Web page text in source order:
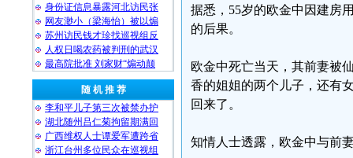
身份证信息暴露河北访民张
网友渺小（梁海怡）被以煽
苏州访民钱才珍找巡视组反
人权日喝农药被判刑的武汉
最高院批准 刘家财“煽动颠
随 机 推 荐
李和平儿子第三次被禁办护
湖北随州吕仁菊拘留期满回
广西维权人士谭爱军遭跨省
浙江台州多位民众在巡视组
据悉，55岁的欧金中因建房
的后果。
欧金中死亡当天，其前妻被
香的姐姐的两个儿子，还有
回来了。
知情人士透露，欧金中与前